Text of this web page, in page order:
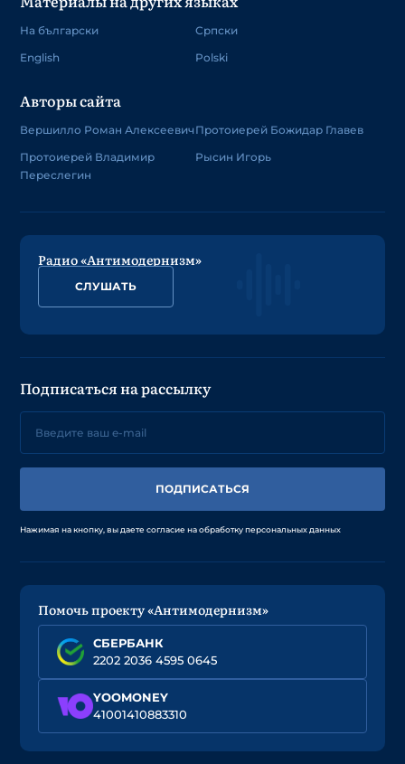
На български
English
Српски
Polski
Авторы сайта
Вершилло Роман Алексеевич
Протоиерей Владимир
Переслегин
Протоиерей Божидар Главев
Рысин Игорь
Радио «Антимодернизм»
СЛУШАТЬ
Подписаться на рассылку
ПОДПИСАТЬСЯ
Нажимая на кнопку, вы даете согласие на обработку персональных данных
Помочь проекту «Антимодернизм»
СБЕРБАНК
2202 2036 4595 0645
YOOMONEY
41001410883310